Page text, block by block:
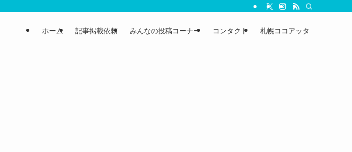
ホーム 記事掲載依頼 みんなの投稿コーナー コンタクト 札幌ココアッタ